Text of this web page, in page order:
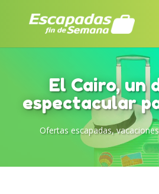
El Cairo, un
espectacular
Ofertas escapadas,vacaciones